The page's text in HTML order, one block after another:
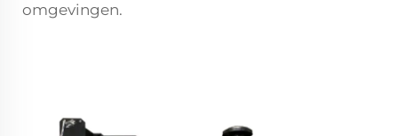
omgevingen.